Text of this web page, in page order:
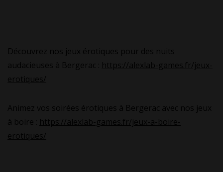
Découvrez nos jeux érotiques pour des nuits
audacieuses à Bergerac : https://alexlab-games.fr/jeux-
erotiques/
Animez vos soirées érotiques à Bergerac avec nos jeux
à boire : https://alexlab-games.fr/jeux-a-boire-
erotiques/